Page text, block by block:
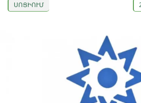
ՍՈՑԻՈՒՄ